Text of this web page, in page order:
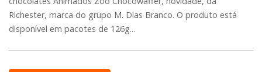
Richester, marca do grupo M. Dias Branco. O produto está
disponível em pacotes de 126g...